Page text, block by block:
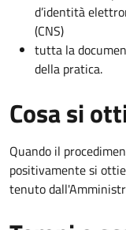
d’identità
(CNS)
tutta la
della pratica.
Cosa si
Quando il
positivamente si
tenuto